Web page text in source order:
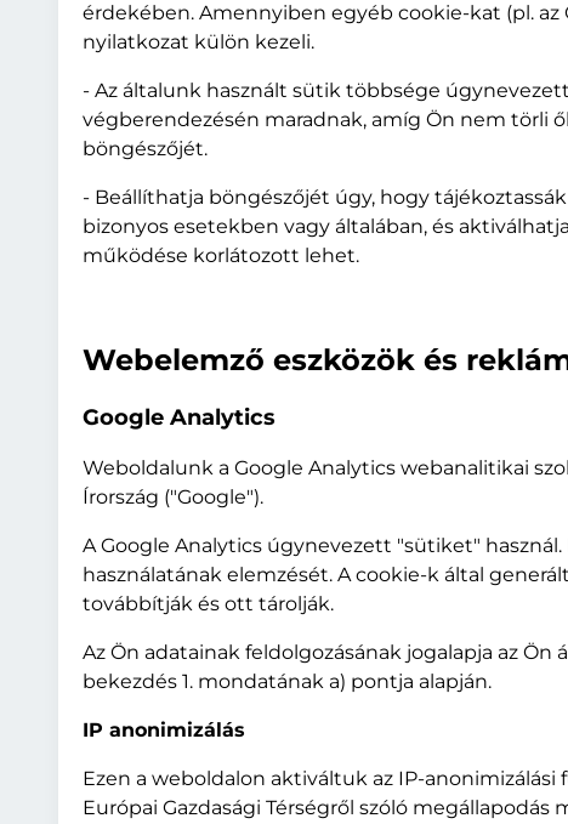
érdekében. Amennyiben egyéb cookie-kat (pl.
nyilatkozat külön kezeli.
- Az általunk használt sütik többsége
végberendezésén maradnak, amíg Ön nem törli
böngészőjét.
- Beállíthatja böngészőjét úgy, hogy
bizonyos esetekben vagy általában, és
működése korlátozott lehet.
Webelemző eszközök és
Google Analytics
Weboldalunk a Google Analytics webanalitikai
Írország ("Google").
A Google Analytics úgynevezett "sütiket"
használatának elemzését. A cookie-k által
továbbítják és ott tárolják.
Az Ön adatainak feldolgozásának jogalapja az Ön
bekezdés 1. mondatának a) pontja alapján.
IP anonimizálás
Ezen a weboldalon aktiváltuk az IP-
Európai Gazdasági Térségről szóló